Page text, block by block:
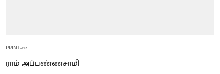
PRINT-112
ராம் அப்பண்ணசாமி